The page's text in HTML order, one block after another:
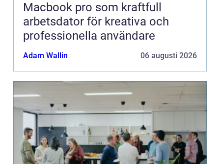
Macbook pro som kraftfull
arbetsdator för kreativa och
professionella användare
Adam Wallin 06 augusti 2026